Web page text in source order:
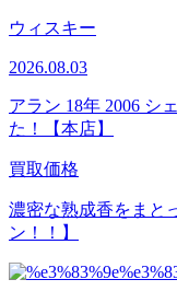
ウィスキー
2026.08.03
アラン 18年 2006 シ
た！【本店】
買取価格
濃密な熟成香をまと
ン！！】